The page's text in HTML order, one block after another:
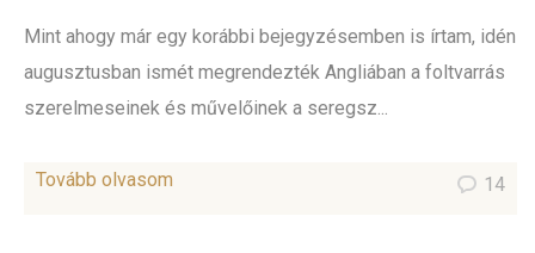
Mint ahogy már egy korábbi bejegyzésemben is írtam, idén
augusztusban ismét megrendezték Angliában a foltvarrás
szerelmeseinek és művelőinek a seregsz...
Tovább olvasom 14